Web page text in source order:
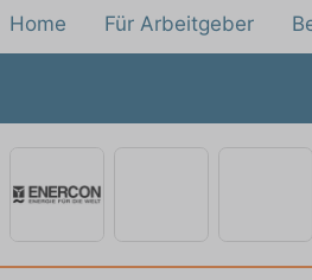
Home Für Arbeitgeber